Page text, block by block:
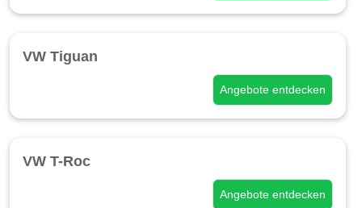
VW Tiguan
Angebote entdecken
VW T-Roc
Angebote entdecken